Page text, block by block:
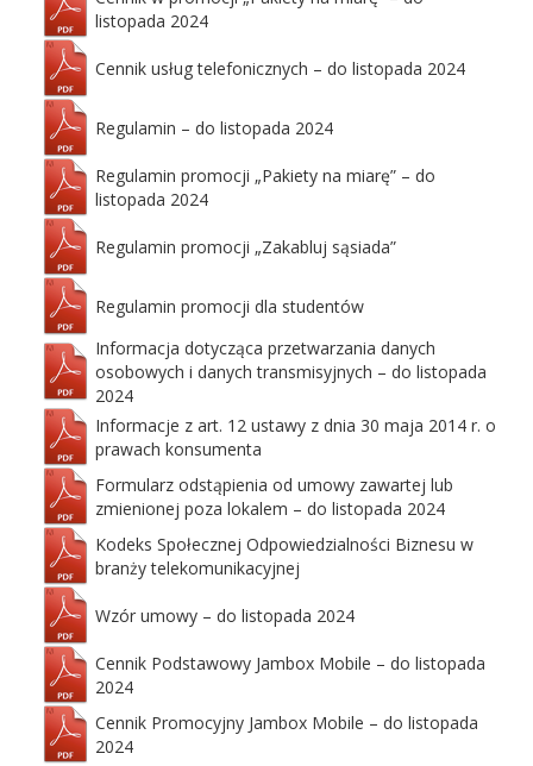
listopada 2024
Cennik usług telefonicznych – do listopada 2024
Regulamin – do listopada 2024
Regulamin promocji „Pakiety na miarę” – do
listopada 2024
Regulamin promocji „Zakabluj sąsiada”
Regulamin promocji dla studentów
Informacja dotycząca przetwarzania danych
osobowych i danych transmisyjnych – do listopada
2024
Informacje z art. 12 ustawy z dnia 30 maja 2014 r. o
prawach konsumenta
Formularz odstąpienia od umowy zawartej lub
zmienionej poza lokalem – do listopada 2024
Kodeks Społecznej Odpowiedzialności Biznesu w
branży telekomunikacyjnej
Wzór umowy – do listopada 2024
Cennik Podstawowy Jambox Mobile – do listopada
2024
Cennik Promocyjny Jambox Mobile – do listopada
2024